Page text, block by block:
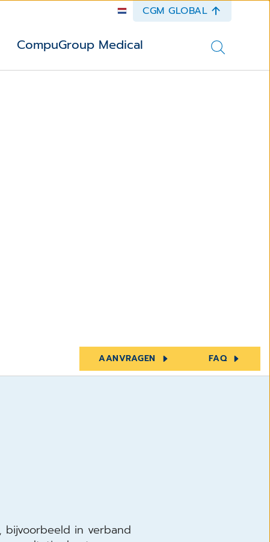
CGM GLOBAL
CompuGroup Medical
AANVRAGEN FAQ
bijvoorbeeld in verband